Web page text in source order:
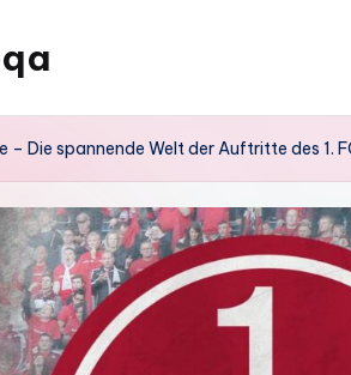
– Die spannende Welt der Auftritte des 1.